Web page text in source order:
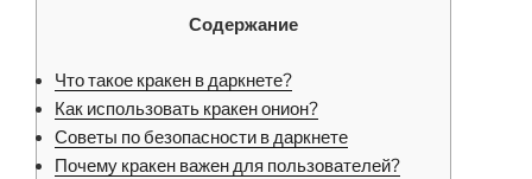
Содержание
Что такое кракен в даркнете?
Как использовать кракен онион?
Советы по безопасности в даркнете
Почему кракен важен для пользователей?